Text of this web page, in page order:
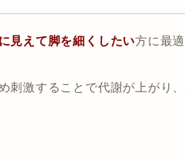
見えて脚を細くしたい方に最適
刺激することで代謝が上がり